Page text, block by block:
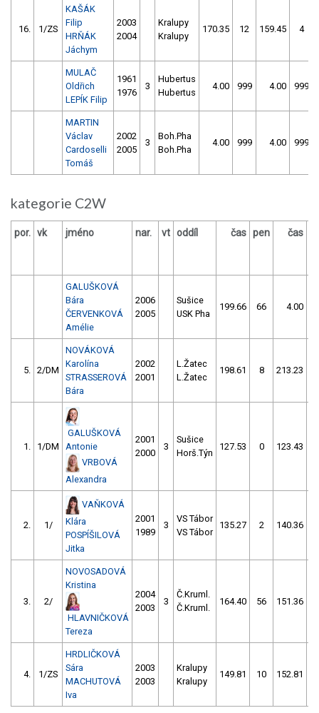
16. 1/ZS
KAŠÁK
Filip
HRŇÁK
Jáchym
2003
2004
Kralupy
Kralupy
170.35 12 159.45 4
MULAČ
Oldřich
LEPÍK Filip
1961
1976
3
Hubertus
Hubertus
4.00 999 4.00 999
MARTIN
Václav
Cardoselli
Tomáš
2002
2005
3
Boh.Pha
Boh.Pha
4.00 999 4.00 999
kategorie C2W
por. vk jméno nar. vt oddíl čas pen čas
GALUŠKOVÁ
Bára
ČERVENKOVÁ
Amélie
2006
2005
Sušice
USK Pha
199.66 66 4.00
5. 2/DM
NOVÁKOVÁ
Karolína
STRASSEROVÁ
Bára
2002
2001
L.Žatec
L.Žatec
198.61 8 213.23
1. 1/DM
GALUŠKOVÁ
Antonie
VRBOVÁ
Alexandra
2001
2000
3
Sušice
Horš.Týn
127.53 0 123.43
2. 1/
VAŇKOVÁ
Klára
POSPÍŠILOVÁ
Jitka
2001
1989
3
VS Tábor
VS Tábor
135.27 2 140.36
3. 2/
NOVOSADOVÁ
Kristina
HLAVNIČKOVÁ
Tereza
2004
2003
3
Č.Kruml.
Č.Kruml.
164.40 56 151.36
4. 1/ZS
HRDLIČKOVÁ
Sára
MACHUTOVÁ
Iva
2003
2003
Kralupy
Kralupy
149.81 10 152.81